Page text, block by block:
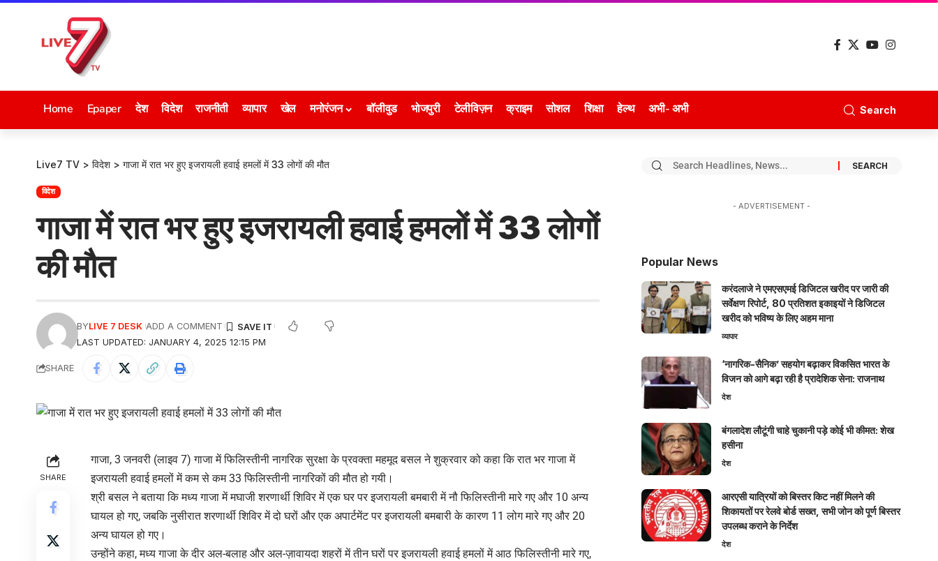
Home Epaper देश विदेश राजनीती व्यापार खेल मनोरंजन बॉलीवुड भोजपुरी टेलीविज़न क्राइम सोशल शिक्षा हेल्थ अभी- अभी Search
Live7 TV > विदेश > गाजा में रात भर हुए इजरायली हवाई हमलों में 33 लोगों की मौत
विदेश
गाजा में रात भर हुए इजरायली हवाई हमलों में 33 लोगों
की मौत
LAST UPDATED: JANUARY 4, 2025 12:15 PM
BYLIVE 7 DESK ADD A COMMENT
SHARE
SHARE
गाजा, 3 जनवरी (लाइव 7) गाजा में फिलिस्तीनी नागरिक सुरक्षा के प्रवक्ता महमूद बसल ने शुक्रवार को कहा कि रात भर गाजा में
इजरायली हवाई हमलों में कम से कम 33 फिलिस्तीनी नागरिकों की मौत हो गयी।
श्री बसल ने बताया कि मध्य गाजा में मघाजी शरणार्थी शिविर में एक घर पर इजरायली बमबारी में नौ फिलिस्तीनी मारे गए और 10 अन्य
घायल हो गए, जबकि नुसीरात शरणार्थी शिविर में दो घरों और एक अपार्टमेंट पर इजरायली बमबारी के कारण 11 लोग मारे गए और 20
अन्य घायल हो गए।
उन्होंने कहा, मध्य गाजा के दीर अल-बलाह और अल-ज़ावायदा शहरों में तीन घरों पर इजरायली हवाई हमलों में आठ फिलिस्तीनी मारे गए,
- ADVERTISEMENT -
Popular News
करंदलाजे ने एमएसएमई डिजिटल खरीद पर जारी की
सर्वेक्षण रिपोर्ट, 80 प्रतिशत इकाइयों ने डिजिटल
खरीद को भविष्य के लिए अहम माना
व्यापार
‘नागरिक-सैनिक’ सहयोग बढ़ाकर विकसित भारत के
विजन को आगे बढ़ा रही है प्रादेशिक सेना: राजनाथ
देश
बंगलादेश लौटूंगी चाहे चुकानी पड़े कोई भी कीमत: शेख
हसीना
देश
आरएसी यात्रियों को बिस्तर किट नहीं मिलने की
शिकायतों पर रेलवे बोर्ड सख्त, सभी जोन को पूर्ण बिस्तर
उपलब्ध कराने के निर्देश
देश